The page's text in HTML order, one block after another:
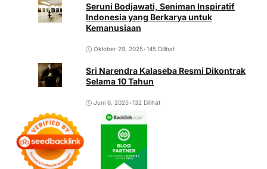
Seruni Bodjawati, Seniman Inspiratif
Indonesia yang Berkarya untuk
Kemanusiaan
Oktober 29, 2025•145 Dilihat
Sri Narendra Kalaseba Resmi Dikontrak
Selama 10 Tahun
Juni 6, 2025•132 Dilihat